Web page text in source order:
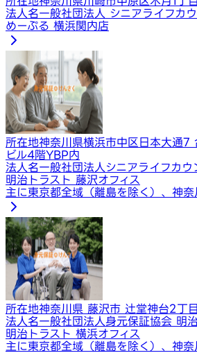
法人名一般社団法人 シニアライフカ
めーぷる 横浜関内店
所在地神奈川県横浜市中区日本大通7
ビル4階YBP内
法人名一般社団法人シニアライフカウ
明治トラスト 藤沢オフィス
主に東京都全域（離島を除く）、神
所在地神奈川県 藤沢市 辻堂神台2丁
法人名一般社団法人身元保証協会 明
明治トラスト 横浜オフィス
主に東京都全域（離島を除く）、神